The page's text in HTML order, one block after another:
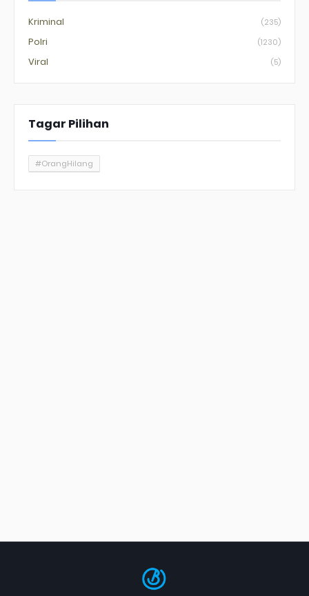
Kriminal (235)
Polri (1230)
Viral (5)
Tagar Pilihan
#OrangHilang